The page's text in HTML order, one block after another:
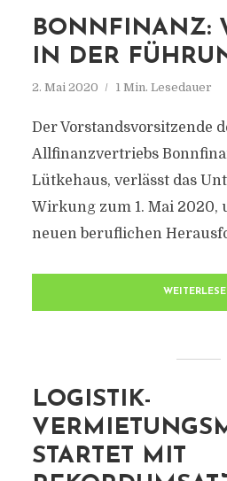
BONNFINANZ:
IN DER
2. Mai 2020 1 Min. Lesedauer
Der Vorstandsvorsitzende
Allfinanzvertriebs
Lütkehaus, verlässt das
Wirkung zum 1. Mai 2020,
neuen beruflichen
LOGISTIK-
STARTET MIT